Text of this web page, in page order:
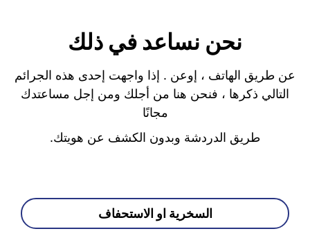
نحن نساعد في ذلك
عن طريق الهاتف ، إوعن . إذا واجهت إحدى هذه الجرائم
التالي ذكرها ، فنحن هنا من أجلك ومن إجل مساعتدك
مجانًا
طريق الدردشة وبدون الكشف عن هويتك.
السخرية او الاستحفاف